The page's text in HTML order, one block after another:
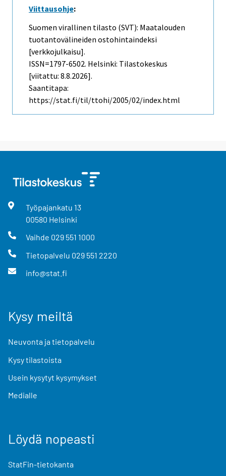
Viittausohje:
Suomen virallinen tilasto (SVT): Maatalouden
tuotantovälineiden ostohintaindeksi
[verkkojulkaisu].
ISSN=1797-6502. Helsinki: Tilastokeskus
[viitattu: 8.8.2026].
Saantitapa:
https://stat.fi/til/ttohi/2005/02/index.html
Työpajankatu 13
00580 Helsinki
Vaihde 029 551 1000
Tietopalvelu 029 551 2220
info@stat.fi
Kysy meiltä
Neuvonta ja tietopalvelu
Kysy tilastoista
Usein kysytyt kysymykset
Medialle
Löydä nopeasti
StatFin-tietokanta